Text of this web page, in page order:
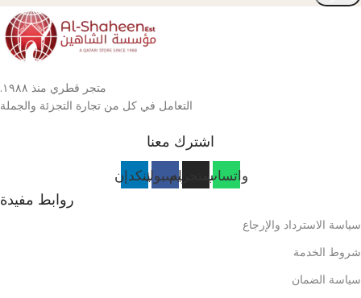
متجر قطري منذ ١٩٨٨.
التعامل في كل من تجارة التجزئة والجملة
اشترك معنا
واتسابانستجرامفيسبوكلينكدإن
روابط مفيدة
سياسة الاسترداد والإرجاع
شروط الخدمة
سياسة الضمان